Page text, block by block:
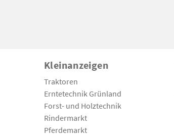
Kleinanzeigen
Traktoren
Erntetechnik Grünland
Forst- und Holztechnik
Rindermarkt
Pferdemarkt